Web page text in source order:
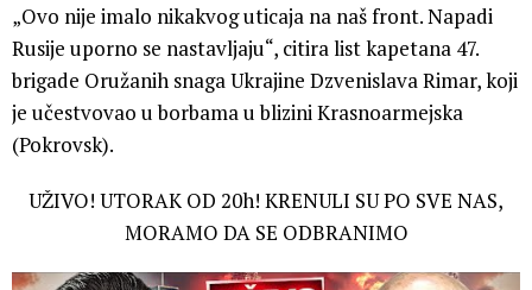
„Ovo nije imalo nikakvog uticaja na naš front. Napadi
Rusije uporno se nastavljaju“, citira list kapetana 47.
brigade Oružanih snaga Ukrajine Dzvenislava Rimar, koji
je učestvovao u borbama u blizini Krasnoarmejska
(Pokrovsk).
UŽIVO! UTORAK OD 20h! KRENULI SU PO SVE NAS,
MORAMO DA SE ODBRANIMO